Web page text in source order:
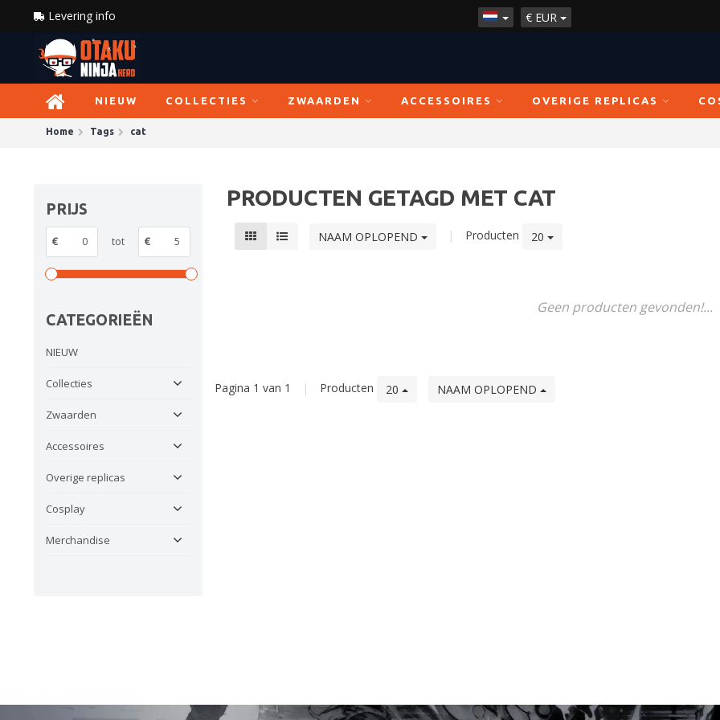
Levering info € EUR
NIEUW COLLECTIES ZWAARDEN ACCESSOIRES OVERIGE REPLICAS
Home Tags cat
PRIJS
€ tot €
CATEGORIEËN
NIEUW
Collecties
Zwaarden
Accessoires
Overige replicas
Cosplay
Merchandise
PRODUCTEN GETAGD MET CAT
NAAM OPLOPEND | Producten 20
Geen producten gevonden!...
Pagina 1 van 1 | Producten 20 NAAM OPLOPEND